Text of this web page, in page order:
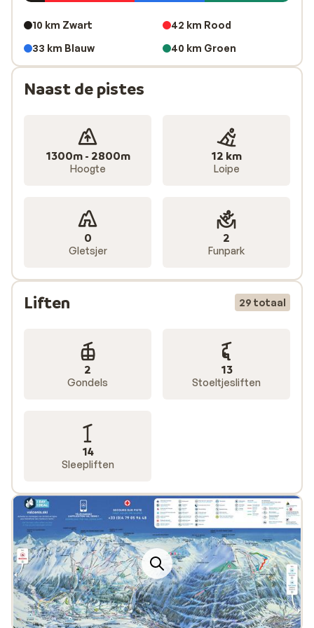
10 km Zwart
42 km Rood
33 km Blauw
40 km Groen
Naast de pistes
1300m - 2800m
Hoogte
12 km
Loipe
0
Gletsjer
2
Funpark
Liften 29 totaal
2
Gondels
13
Stoeltjesliften
14
Sleepliften